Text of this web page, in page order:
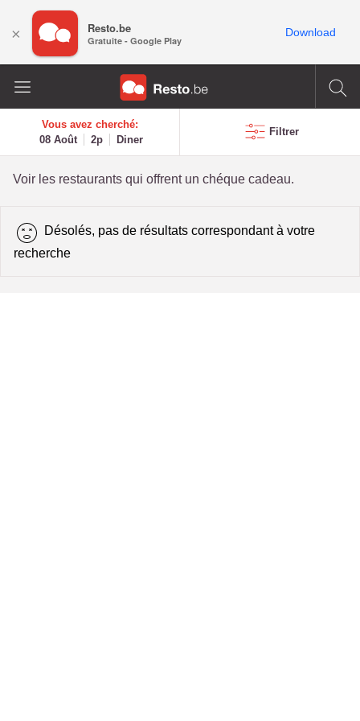
Vous avez cherché:
08 Août
2p Diner
Filtrer
Voir les restaurants qui offrent un chéque cadeau.
Désolés, pas de résultats correspondant à votre
recherche
× Resto.be
Gratuite - Google Play
Download